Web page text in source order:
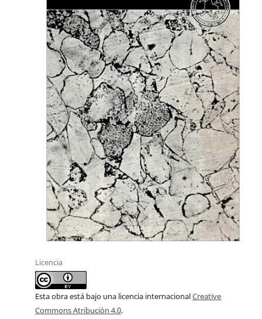
Licencia
Esta obra está bajo una licencia internacionalCreative
Commons Atribución 4.0.